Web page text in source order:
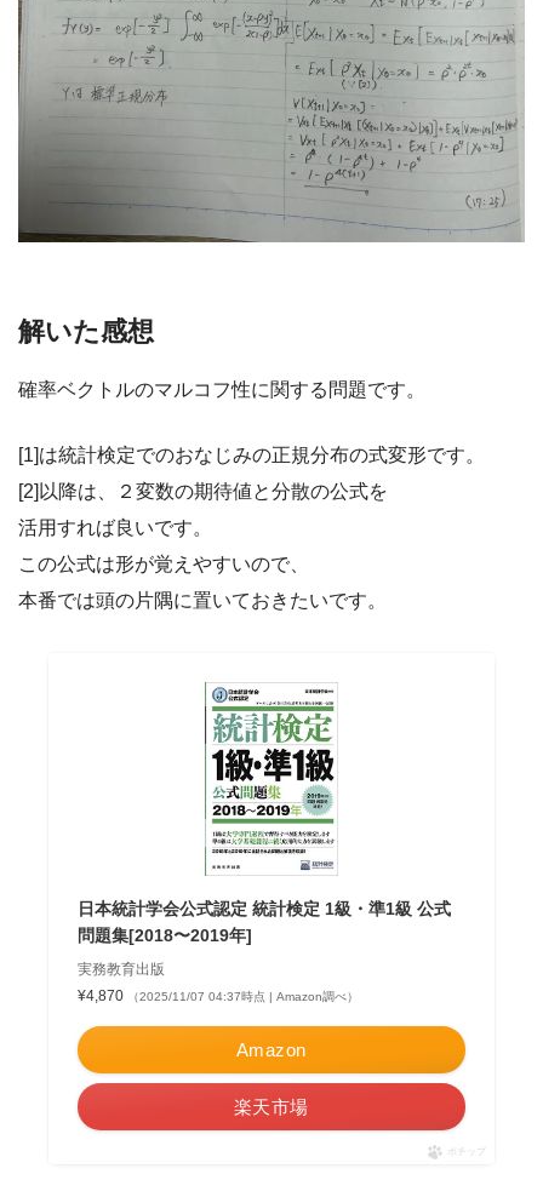
解いた感想
確率ベクトルのマルコフ性に関する問題です。
[1]は統計検定でのおなじみの正規分布の式変形です。
[2]以降は、２変数の期待値と分散の公式を
活用すれば良いです。
この公式は形が覚えやすいので、
本番では頭の片隅に置いておきたいです。
日本統計学会公式認定 統計検定 1級・準1級 公式
問題集[2018〜2019年]
実務教育出版
¥4,870
（2025/11/07 04:37時点 | Amazon調べ）
Amazon
楽天市場
ポチップ